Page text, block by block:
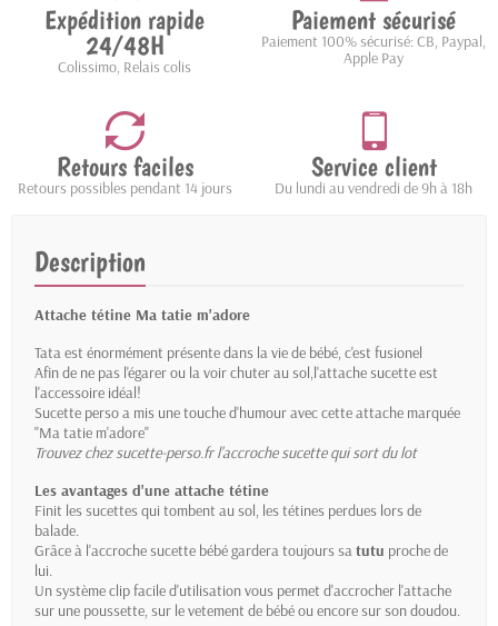
Expédition rapide
24/48H
Colissimo, Relais colis
Paiement sécurisé
Paiement 100% sécurisé: CB, Paypal,
Apple Pay
Retours faciles
Retours possibles pendant 14 jours
Service client
Du lundi au vendredi de 9h à 18h
Description
Attache tétine Ma tatie m'adore
Tata est énormément présente dans la vie de bébé, c'est fusionel
Afin de ne pas l'égarer ou la voir chuter au sol,l'attache sucette est
l'accessoire idéal!
Sucette perso a mis une touche d'humour avec cette attache marquée
"Ma tatie m'adore"
Trouvez chez sucette-perso.fr l'accroche sucette qui sort du lot
Les avantages d'une attache tétine
Finit les sucettes qui tombent au sol, les tétines perdues lors de
balade.
Grâce à l'accroche sucette bébé gardera toujours satutu proche de
lui.
Un système clip facile d'utilisation vous permet d'accrocher l'attache
sur une poussette, sur le vetement de bébé ou encore sur son doudou.